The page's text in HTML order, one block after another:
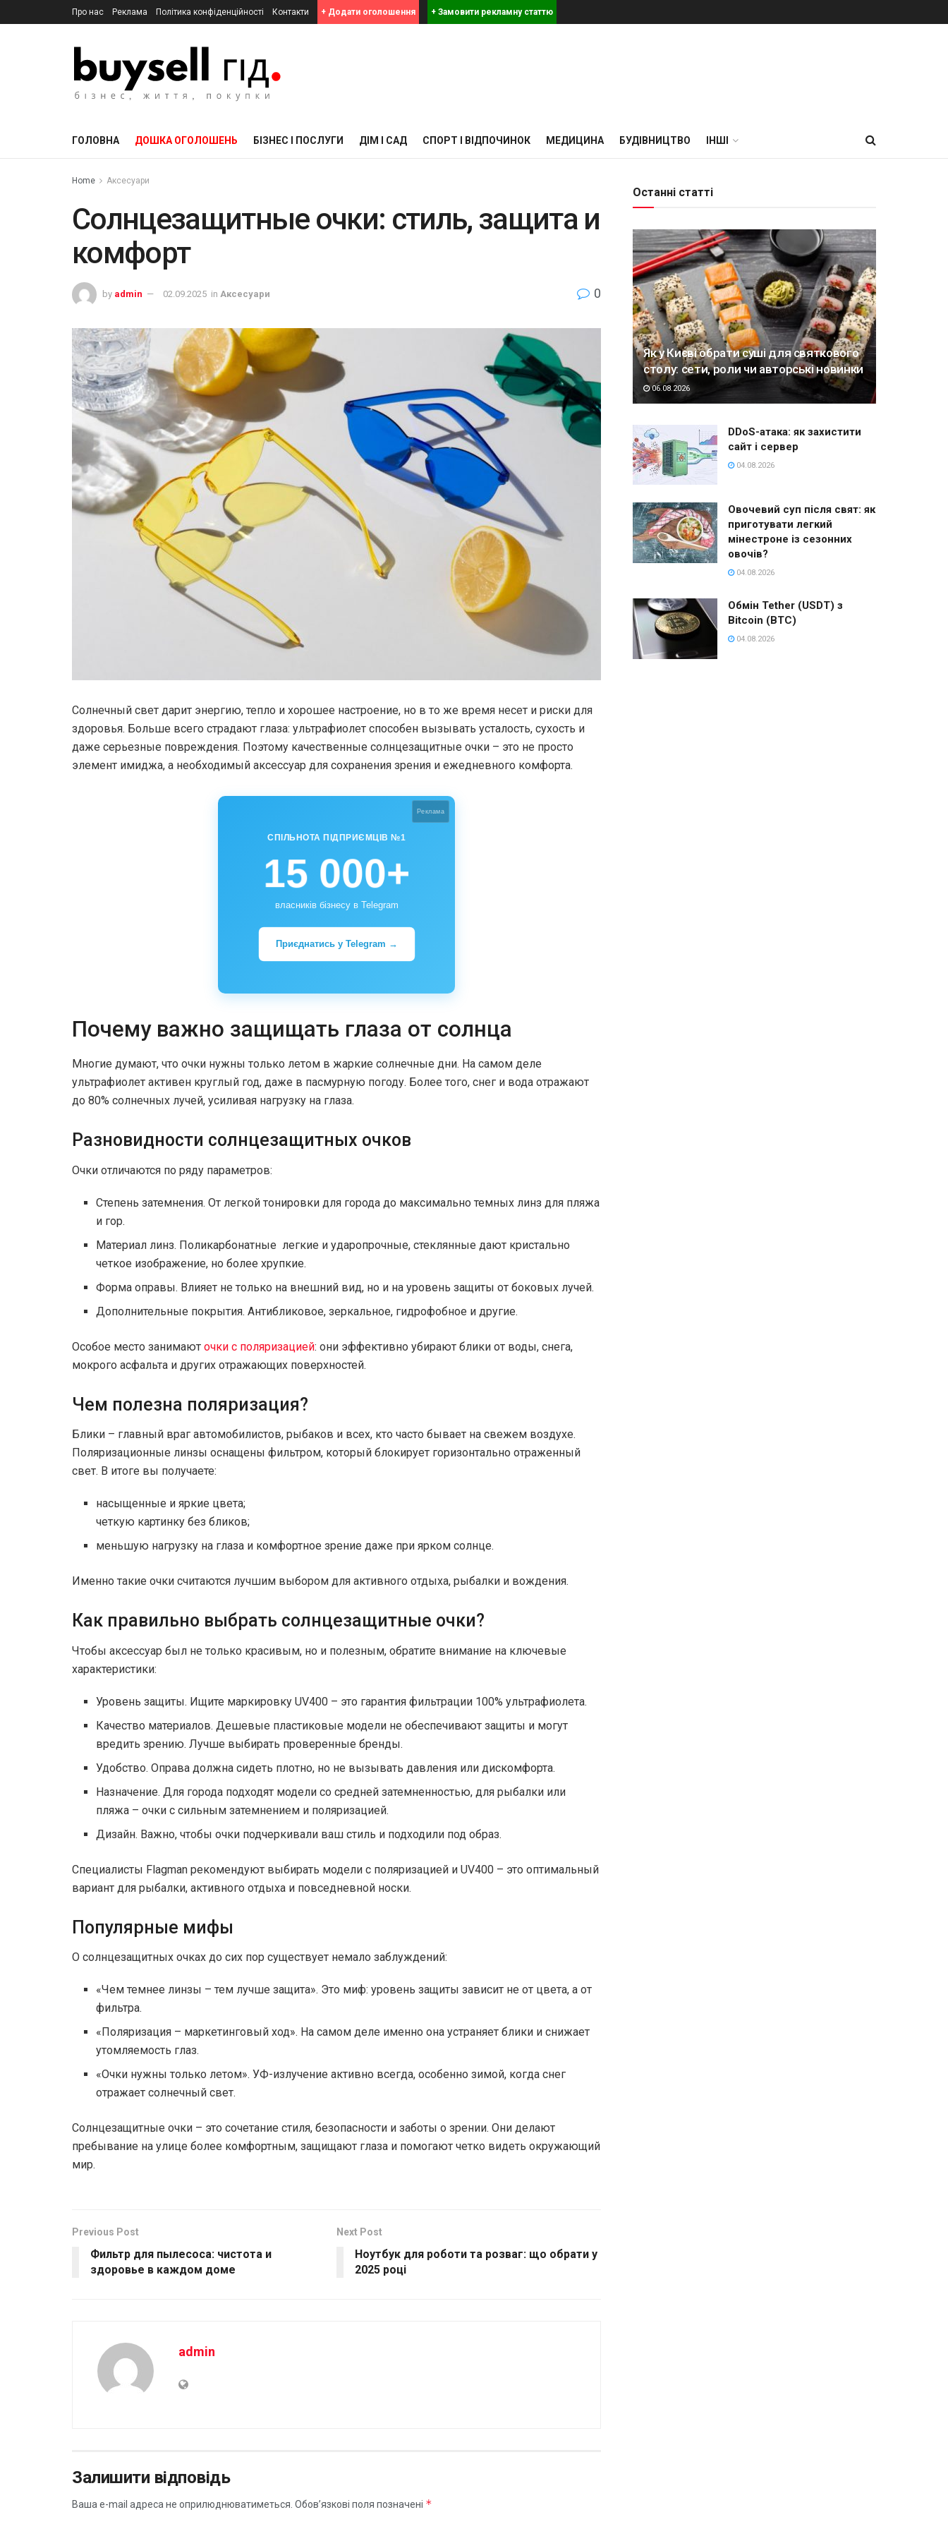
Про нас Реклама Політика конфіденційності Контакти + Додати оголошення + Замовити рекламну статтю
ГОЛОВНА ДОШКА ОГОЛОШЕНЬ БІЗНЕС І ПОСЛУГИ ДІМ І САД СПОРТ І ВІДПОЧИНОК МЕДИЦИНА БУДІВНИЦТВО ІНШІ
Home Аксесуари
Солнцезащитные очки: стиль, защита и
комфорт
by admin 02.09.2025 in Аксесуари 0
Солнечный свет дарит энергию, тепло и хорошее настроение, но в то же время несет и риски для
здоровья. Больше всего страдают глаза: ультрафиолет способен вызывать усталость, сухость и
даже серьезные повреждения. Поэтому качественные солнцезащитные очки – это не просто
элемент имиджа, а необходимый аксессуар для сохранения зрения и ежедневного комфорта.
Реклама
СПІЛЬНОТА ПІДПРИЄМЦІВ №1
15 000+
власників бізнесу в Telegram
Приєднатись у Telegram →
Почему важно защищать глаза от солнца
Многие думают, что очки нужны только летом в жаркие солнечные дни. На самом деле
ультрафиолет активен круглый год, даже в пасмурную погоду. Более того, снег и вода отражают
до 80% солнечных лучей, усиливая нагрузку на глаза.
Разновидности солнцезащитных очков
Очки отличаются по ряду параметров:
Степень затемнения. От легкой тонировки для города до максимально темных линз для пляжа
и гор.
Материал линз. Поликарбонатные легкие и ударопрочные, стеклянные дают кристально
четкое изображение, но более хрупкие.
Форма оправы. Влияет не только на внешний вид, но и на уровень защиты от боковых лучей.
Дополнительные покрытия. Антибликовое, зеркальное, гидрофобное и другие.
Особое место занимают очки с поляризацией: они эффективно убирают блики от воды, снега,
мокрого асфальта и других отражающих поверхностей.
Чем полезна поляризация?
Блики – главный враг автомобилистов, рыбаков и всех, кто часто бывает на свежем воздухе.
Поляризационные линзы оснащены фильтром, который блокирует горизонтально отраженный
свет. В итоге вы получаете:
насыщенные и яркие цвета;
четкую картинку без бликов;
меньшую нагрузку на глаза и комфортное зрение даже при ярком солнце.
Именно такие очки считаются лучшим выбором для активного отдыха, рыбалки и вождения.
Как правильно выбрать солнцезащитные очки?
Чтобы аксессуар был не только красивым, но и полезным, обратите внимание на ключевые
характеристики:
Уровень защиты. Ищите маркировку UV400 – это гарантия фильтрации 100% ультрафиолета.
Качество материалов. Дешевые пластиковые модели не обеспечивают защиты и могут
вредить зрению. Лучше выбирать проверенные бренды.
Удобство. Оправа должна сидеть плотно, но не вызывать давления или дискомфорта.
Назначение. Для города подходят модели со средней затемненностью, для рыбалки или
пляжа – очки с сильным затемнением и поляризацией.
Дизайн. Важно, чтобы очки подчеркивали ваш стиль и подходили под образ.
Специалисты Flagman рекомендуют выбирать модели с поляризацией и UV400 – это оптимальный
вариант для рыбалки, активного отдыха и повседневной носки.
Популярные мифы
О солнцезащитных очках до сих пор существует немало заблуждений:
«Чем темнее линзы – тем лучше защита». Это миф: уровень защиты зависит не от цвета, а от
фильтра.
«Поляризация – маркетинговый ход». На самом деле именно она устраняет блики и снижает
утомляемость глаз.
«Очки нужны только летом». УФ-излучение активно всегда, особенно зимой, когда снег
отражает солнечный свет.
Солнцезащитные очки – это сочетание стиля, безопасности и заботы о зрении. Они делают
пребывание на улице более комфортным, защищают глаза и помогают четко видеть окружающий
мир.
Previous Post
Фильтр для пылесоса: чистота и
здоровье в каждом доме
Next Post
Ноутбук для роботи та розваг: що обрати у
2025 році
admin
Залишити відповідь
Ваша e-mail адреса не оприлюднюватиметься. Обов’язкові поля позначені *
Останні статті
Як у Києві обрати суші для святкового
столу: сети, роли чи авторські новинки
06.08.2026
DDoS-атака: як захистити
сайт і сервер
04.08.2026
Овочевий суп після свят: як
приготувати легкий
мінестроне із сезонних
овочів?
04.08.2026
Обмін Tether (USDT) з
Bitcoin (BTC)
04.08.2026